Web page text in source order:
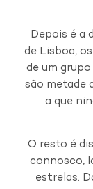
Depois é a
de Lisboa,
de um
são metade
a que
O resto é
connosco,
estrelas.